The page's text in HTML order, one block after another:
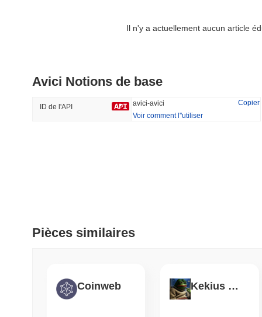
#1009
Il n'y a actuellement aucun article
Avici Notions de base
ID de l'API avici-avici
Copier
Voir comment l''utiliser
Pièces similaires
Coinweb Kekius Maximus